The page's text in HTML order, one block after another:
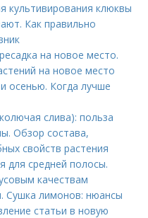
культивирования клюквы
Как правильно
на новое место.
на новое место
осенью. Когда лучше
слива): польза
Обзор состава,
свойств растения
для средней полосы.
качествам
Сушка лимонов: нюансы
статьи в новую